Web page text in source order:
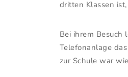
dritten Klassen
Bei ihrem Besuch
Telefonanlage
zur Schule war